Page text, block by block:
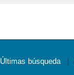
Últimas búsqueda